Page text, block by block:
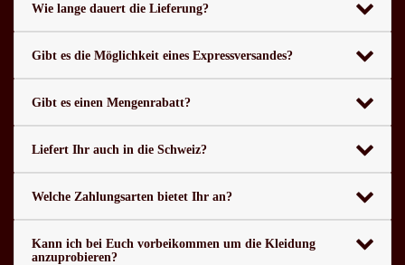
Wie lange dauert die Lieferung?
Gibt es die Möglichkeit eines Expressversandes?
Gibt es einen Mengenrabatt?
Liefert Ihr auch in die Schweiz?
Welche Zahlungsarten bietet Ihr an?
Kann ich bei Euch vorbeikommen um die Kleidung
anzuprobieren?